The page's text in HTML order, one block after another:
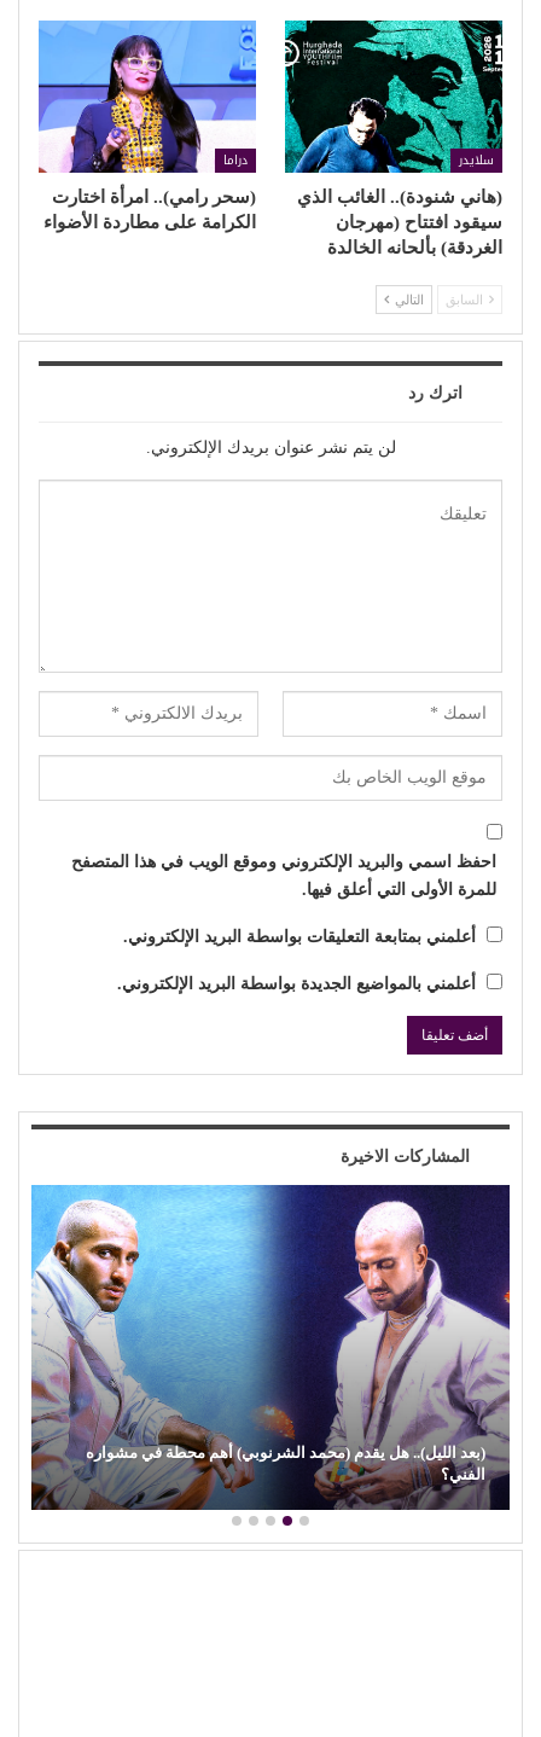
سلايدر
(هاني شنودة).. الغائب الذي
سيقود افتتاح (مهرجان
الغردقة) بألحانه الخالدة
دراما
(سحر رامي).. امرأة اختارت
الكرامة على مطاردة الأضواء
السابق التالي
اترك رد
لن يتم نشر عنوان بريدك الإلكتروني.
احفظ اسمي والبريد الإلكتروني وموقع الويب في هذا المتصفح
للمرة الأولى التي أعلق فيها.
أعلمني بمتابعة التعليقات بواسطة البريد الإلكتروني.
أعلمني بالمواضيع الجديدة بواسطة البريد الإلكتروني.
المشاركات الاخيرة
(هاني شنودة).. الغائب الذي سيقود افتتاح (مهرجان الغردقة) بألحانه
الخالدة